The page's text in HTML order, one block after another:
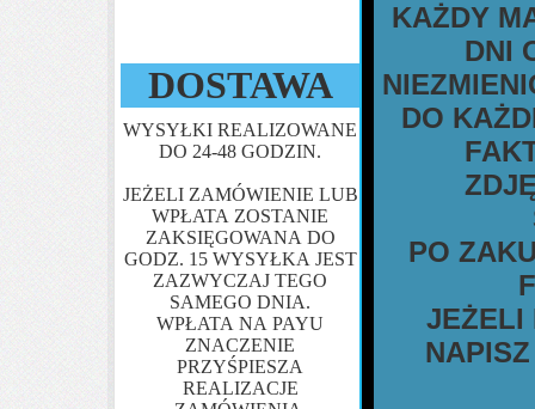
DOSTAWA
WYSYŁKI REALIZOWANE
DO 24-48 GODZIN.
JEŻELI ZAMÓWIENIE LUB
WPŁATA ZOSTANIE
ZAKSIĘGOWANA DO
GODZ. 15 WYSYŁKA JEST
ZAZWYCZAJ TEGO
SAMEGO DNIA.
WPŁATA NA PAYU
ZNACZENIE
PRZYŚPIESZA
REALIZACJE
KAŻDY
DNI
DO
PO
JEŻELI